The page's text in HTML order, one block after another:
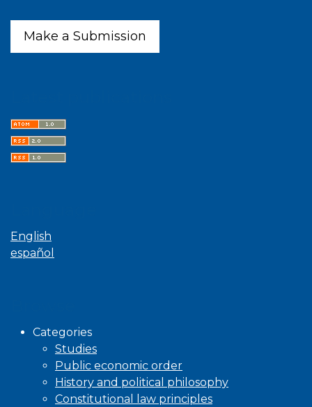
Make a Submission
English
español
Categories
Studies
Public economic order
History and political philosophy
Constitutional law principles